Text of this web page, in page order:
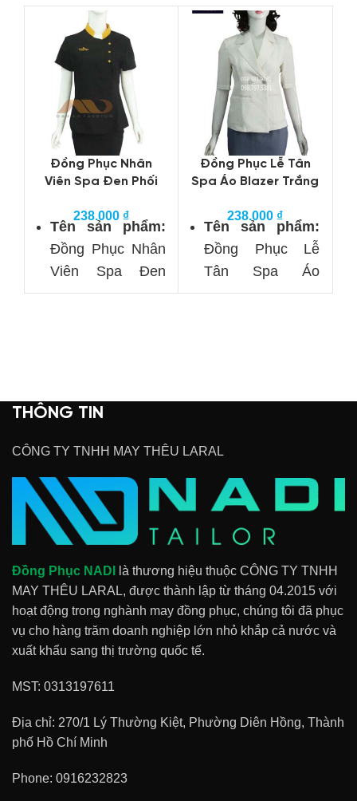
Đồng Phục Nhân
Viên Spa Đen Phối
238.000 ₫
Tên sản phẩm:
Đồng Phục Nhân
Viên Spa Đen
Phối Vàng Đồng
Đồng Phục NADI
Dáng suông nhẹ,
cổ tàu phối vàng
đồng, tay ngắn,
hàng nút lệch
thân
Màu sắc:Đen
phối vàng đồng
Chất liệu:
Thun
lạnh cao cấp
mỏng
Điểm nổi bật:Cổ
phối vàng đồng,
tế, logo thêu nổi,
Đồng Phục Lễ Tân
Spa Áo Blazer Trắng
238.000 ₫
Tên sản phẩm:
Đồng Phục Lễ
Tân Spa Áo
Blazer Trắng
Thương hiệu:
Form dáng:
tay, dáng ôm nhẹ,
xám phối đồng bộ
Màu sắc:Trắng
phối xám
Chất liệu:
Tuyết
Điểm nổi bật:Cổ
THÔNG TIN
CÔNG TY TNHH MAY THÊU LARAL
Đồng Phục NADI
là thương hiệu thuộc CÔNG TY TNHH
MAY THÊU LARAL, được thành lập từ tháng 04.2015 với
hoạt động trong nghành may đồng phục, chúng tôi đã phục
vụ cho hàng trăm doanh nghiệp lớn nhỏ khắp cả nước và
xuất khẩu sang thị trường quốc tế.
MST: 0313197611
Địa chỉ: 270/1 Lý Thường Kiệt, Phường Diên Hồng, Thành
phố Hồ Chí Minh
Phone: 0916232823